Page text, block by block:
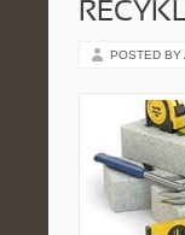
POSTED BY